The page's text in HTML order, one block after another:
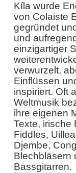
Kíla wurde
von Colaiste
gegründet
und
einzigartiger
verwurzelt,
Einflüssen
inspiriert. Oft
Weltmusik
ihre eigenen
Texte, irische
Fiddles,
Djembe,
Blechbläsern
Bassgitarren.